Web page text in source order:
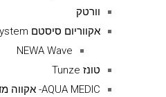
וורטק
אקווריום סיסטם Aquarium System
NEWA Wave
טונז Tunze
AQUA MEDIC- אקווה מדיק